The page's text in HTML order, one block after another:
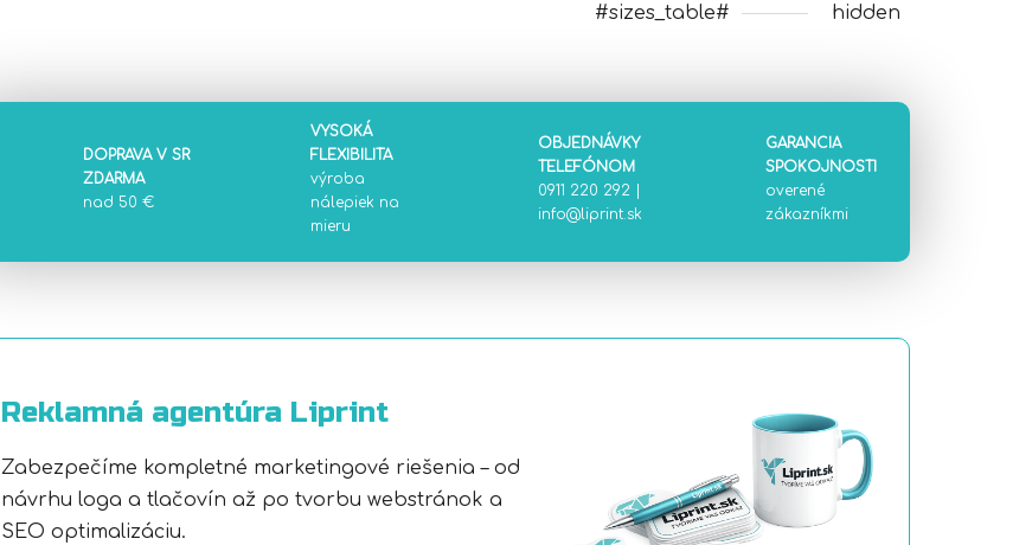
#sizes_table#
hidden
DOPRAVA V SR
ZDARMA
nad 50 €
VYSOKÁ
FLEXIBILITA
výroba
nálepiek na
mieru
OBJEDNÁVKY
TELEFÓNOM
0911 220 292
info@liprint.sk
GARANCIA
SPOKOJNOSTI
overené
zákazníkmi
Reklamná agentúra Liprint
Zabezpečíme kompletné marketingové riešenia – od
návrhu loga a tlačovín až po tvorbu webstránok a
SEO optimalizáciu.